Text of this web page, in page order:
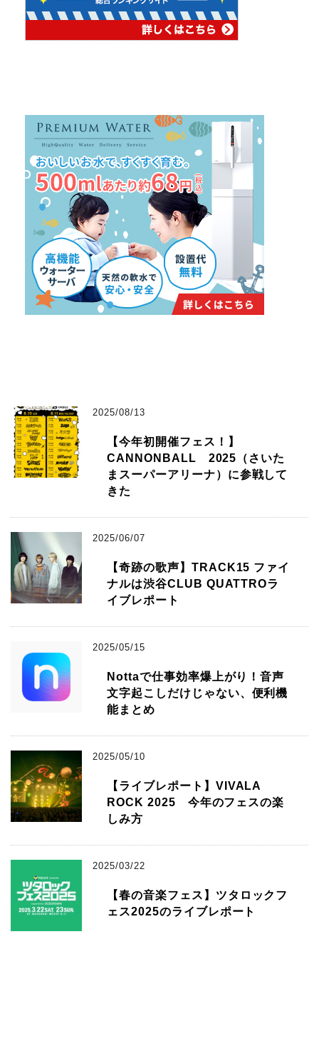
2025/08/13
【今年初開催フェス！】
CANNONBALL 2025（さいた
まスーパーアリーナ）に参戦して
きた
2025/06/07
【奇跡の歌声】TRACK15 ファイ
ナルは渋谷CLUB QUATTROラ
イブレポート
2025/05/15
Nottaで仕事効率爆上がり！音声
文字起こしだけじゃない、便利機
能まとめ
2025/05/10
【ライブレポート】VIVALA
ROCK 2025 今年のフェスの楽
しみ方
2025/03/22
【春の音楽フェス】ツタロックフ
ェス2025のライブレポート